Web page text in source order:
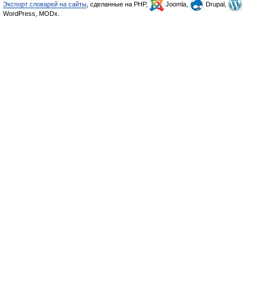
Экспорт словарей на сайты , сделанные на PHP, Joomla,
Drupal,
WordPress, MODx.